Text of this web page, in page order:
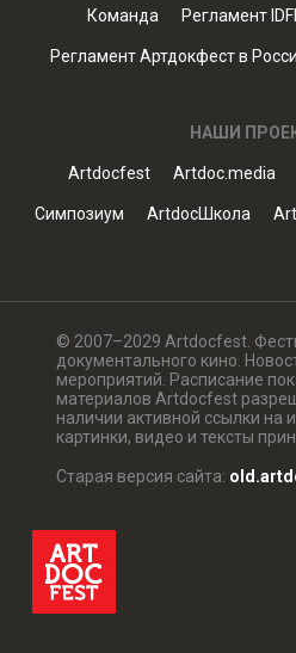
Команда Регламент
Регламент Артдокфест в
НАШИ
Artdocfest Artdoc.media
Симпозиум ArtdocШкола
© 2007–2029 Artdocfest.
документального кино.
мероприятий. Расписание
материалов Artdocfest
наличии активной ссылки на
картинки, видео и тексты
Старая версия сайта: